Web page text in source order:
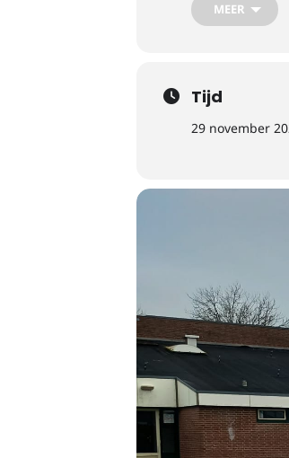
📍 Locatie:OBS
Samen maken
MEER
Tijd
29 november